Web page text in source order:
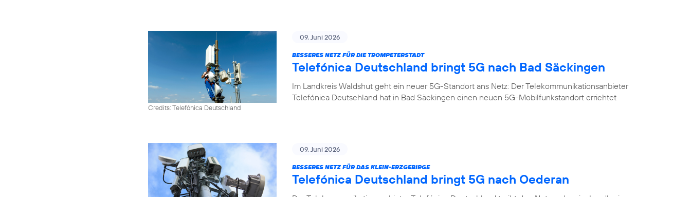
Credits: Telefónica Deutschland
09. Juni 2026
BESSERES NETZ FÜR DIE TROMPETERSTADT
Telefónica Deutschland bringt 5G nach Bad Säckingen
Im Landkreis Waldshut geht ein neuer 5G-Standort ans Netz: Der Telekommunikationsanbieter
Telefónica Deutschland hat in Bad Säckingen einen neuen 5G-Mobilfunkstandort errichtet
09. Juni 2026
BESSERES NETZ FÜR DAS KLEIN-ERZGEBIRGE
Telefónica Deutschland bringt 5G nach Oederan